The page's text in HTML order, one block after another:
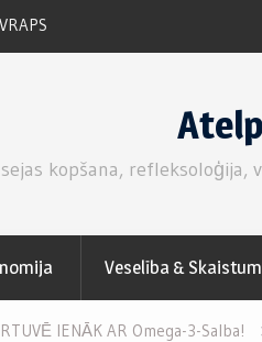
kopšana,
Veselība &
IENĀK AR Omega-3-Salba!